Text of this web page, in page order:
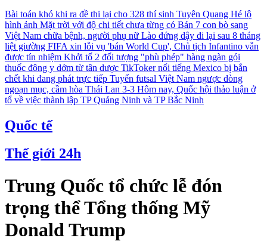
Bài toán khó khi ra đề thi lại cho 328 thí sinh Tuyên Quang Hé lộ
hình ảnh Mặt trời với độ chi tiết chưa từng có Bán 7 con bò sang
Việt Nam chữa bệnh, người phụ nữ Lào đứng dậy đi lại sau 8 tháng
liệt giường FIFA xin lỗi vụ 'bán World Cup', Chủ tịch Infantino vẫn
được tín nhiệm Khởi tố 2 đối tượng "phù phép" hàng ngàn gói
thuốc đông y dởm từ tân dược TikToker nổi tiếng Mexico bị bắn
chết khi đang phát trực tiếp Tuyển futsal Việt Nam ngược dòng
ngoạn mục, cầm hòa Thái Lan 3-3 Hôm nay, Quốc hội thảo luận ở
tổ về việc thành lập TP Quảng Ninh và TP Bắc Ninh
Quốc tế
Thế giới 24h
Trung Quốc tổ chức lễ đón
trọng thể Tổng thống Mỹ
Donald Trump